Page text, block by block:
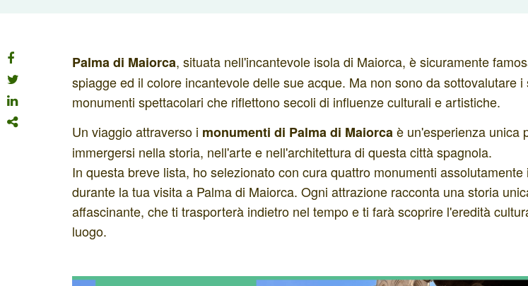
Palma di Maiorca, situata nell'incantevole isola di Maiorca, è sicuramente
spiagge ed il colore incantevole delle sue acque. Ma non sono da sottovalutare i
monumenti spettacolari che riflettono secoli di influenze culturali e artistiche.
Un viaggio attraverso i monumenti di Palma di Maiorcaè un'esperienza unica
immergersi nella storia, nell'arte e nell'architettura di questa città spagnola.
In questa breve lista, ho selezionato con cura quattro monumenti assolutamente
durante la tua visita a Palma di Maiorca. Ogni attrazione racconta una storia
affascinante, che ti trasporterà indietro nel tempo e ti farà scoprire l'eredità
luogo.